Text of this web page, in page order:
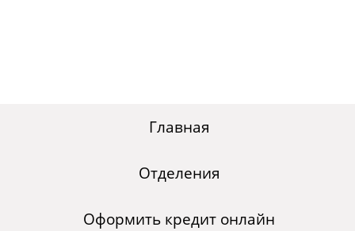
Главная
Отделения
Оформить кредит онлайн